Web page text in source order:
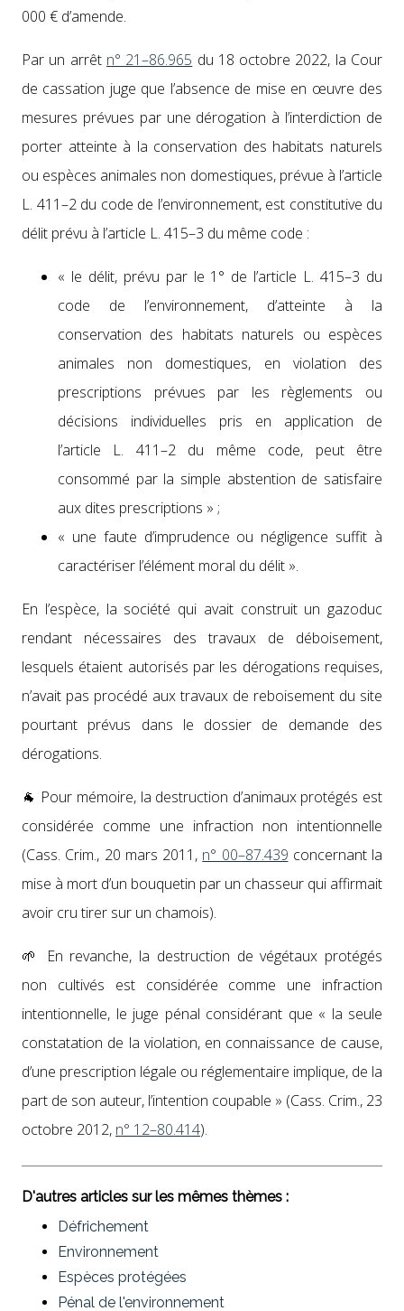
000 € d’a­mende.
Par un arrêt n° 21–86.965 du 18 octo­bre 2022, la Cour
de cas­sa­tion juge que l’absence de mise en œuvre des
mesures prévues par une déro­ga­tion à l’interdiction de
porter atteinte à la con­ser­va­tion des habi­tats naturels
ou espèces ani­males non domes­tiques, prévue à l’article
L. 411–2 du code de l’environnement, est con­sti­tu­tive du
délit prévu à l’article L. 415–3 du même code :
« le délit, prévu par le 1° de l’ar­ti­cle L. 415–3 du
code de l’en­vi­ron­nement, d’at­teinte à la
con­ser­va­tion des habi­tats naturels ou espèces
ani­males non domes­tiques, en vio­la­tion des
pre­scrip­tions prévues par les règle­ments ou
déci­sions indi­vidu­elles pris en appli­ca­tion de
l’ar­ti­cle L. 411–2 du même code, peut être
con­som­mé par la sim­ple absten­tion de sat­is­faire
aux dites pre­scrip­tions » ;
« une faute d’im­pru­dence ou nég­li­gence suf­fit à
car­ac­téris­er l’élé­ment moral du délit ».
En l’espèce, la société qui avait con­stru­it un gazo­duc
ren­dant néces­saires des travaux de déboise­ment,
lesquels étaient autorisés par les déro­ga­tions req­ui­s­es,
n’avait pas procédé aux travaux de reboise­ment du site
pour­tant prévus dans le dossier de demande des
déro­ga­tions.
🐐 Pour mémoire, la destruc­tion d’animaux pro­tégés est
con­sid­érée comme une infrac­tion non inten­tion­nelle
(Cass. Crim., 20 mars 2011, n° 00–87.439 con­cer­nant la
mise à mort d’un bou­quetin par un chas­seur qui affir­mait
avoir cru tir­er sur un chamois).
🌱 En revanche, la destruc­tion de végé­taux pro­tégés
non cul­tivés est con­sid­érée comme une infrac­tion
inten­tion­nelle, le juge pénal con­sid­érant que « la seule
con­stata­tion de la vio­la­tion, en con­nais­sance de cause,
d’une pre­scrip­tion légale ou régle­men­taire implique, de la
part de son auteur, l’in­ten­tion coupable » (Cass. Crim., 23
octo­bre 2012, n° 12–80.414).
D'autres articles sur les mêmes thèmes :
Défrichement
Environnement
Espèces protégées
Pénal de l'environnement